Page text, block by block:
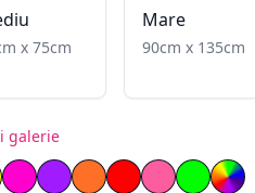
x 75cm
Mare
90cm x 135cm
galerie
înflăcărat
lemon
Magenta
Mov Portocaliu
Roșu Roz deschis
Verde
RGB